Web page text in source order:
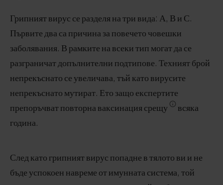
Грипният вирус се разделя на три вида: А, В и С.
Първите два са причина за повечето човешки
заболявания. В рамките на всеки тип могат да се
разграничат допълнителни подтипове. Техният брой
непрекъснато се увеличава, тъй като вирусите
непрекъснато мутират. Ето защо експертите
препоръчват повторна ваксинация срещу
всяка
година.
След като грипният вирус попадне в тялото ви и не
бъде успокоен навреме от имунната система, той